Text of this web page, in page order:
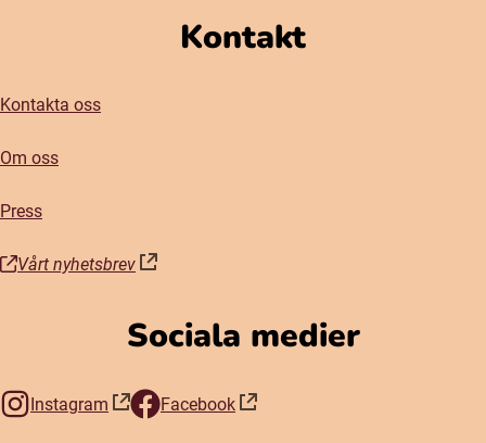
Kontakt
Kontakta oss
Om oss
Press
Vårt nyhetsbrev
(öppnas i nytt fönster)
Sociala medier
Instagram
(öppnas i nytt fönster)
Facebook
(öppnas i nytt fönster)